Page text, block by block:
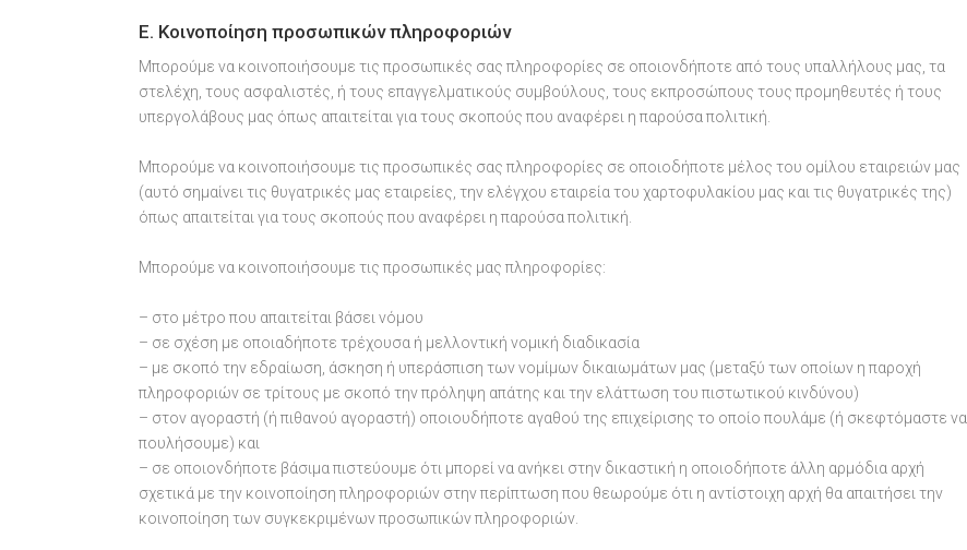
E. Κοινοποίηση προσωπικών πληροφοριών
Μπορούμε να κοινοποιήσουμε τις προσωπικές σας πληροφορίες σε οποιονδήποτε από τους υπαλλήλους μας, τα
στελέχη, τους ασφαλιστές, ή τους επαγγελματικούς συμβούλους, τους εκπροσώπους τους προμηθευτές ή τους
υπεργολάβους μας όπως απαιτείται για τους σκοπούς που αναφέρει η παρούσα πολιτική.
Μπορούμε να κοινοποιήσουμε τις προσωπικές σας πληροφορίες σε οποιοδήποτε μέλος του ομίλου εταιρειών μας
(αυτό σημαίνει τις θυγατρικές μας εταιρείες, την ελέγχου εταιρεία του χαρτοφυλακίου μας και τις θυγατρικές της)
όπως απαιτείται για τους σκοπούς που αναφέρει η παρούσα πολιτική.
Μπορούμε να κοινοποιήσουμε τις προσωπικές μας πληροφορίες:
– στο μέτρο που απαιτείται βάσει νόμου
– σε σχέση με οποιαδήποτε τρέχουσα ή μελλοντική νομική διαδικασία
– με σκοπό την εδραίωση, άσκηση ή υπεράσπιση των νομίμων δικαιωμάτων μας (μεταξύ των οποίων η παροχή
πληροφοριών σε τρίτους με σκοπό την πρόληψη απάτης και την ελάττωση του πιστωτικού κινδύνου)
– στον αγοραστή (ή πιθανού αγοραστή) οποιουδήποτε αγαθού της επιχείρισης το οποίο πουλάμε (ή σκεφτόμαστε να
πουλήσουμε) και
– σε οποιονδήποτε βάσιμα πιστεύουμε ότι μπορεί να ανήκει στην δικαστική η οποιοδήποτε άλλη αρμόδια αρχή
σχετικά με την κοινοποίηση πληροφοριών στην περίπτωση που θεωρούμε ότι η αντίστοιχη αρχή θα απαιτήσει την
κοινοποίηση των συγκεκριμένων προσωπικών πληροφοριών.